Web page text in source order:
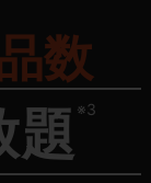
数
題 ※3